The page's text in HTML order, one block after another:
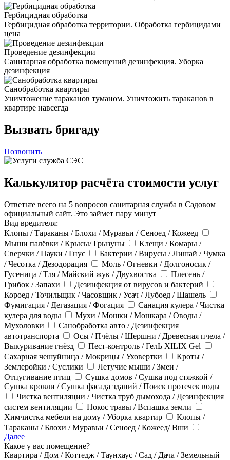
Гербицидная обработка
Гербицидная обработка территории. Обработка гербицидами
цена
Проведение дезинфекции
Санитарная обработка помещений дезинфекция. Уборка
дезинфекция
Санобработка квартиры
Уничтожение тараканов туманом. Уничтожить тараканов в
квартире навсегда
Вызвать бригаду
Позвонить
Калькулятор расчёта стоимости услуг
Ответьте всего на 5 вопросов санитарная служба в Садовом
официальный сайт. Это займет пару минут
Вид вредителя:
Клопы / Тараканы / Блохи / Муравьи / Сеноед / Кожеед
Мыши палёвки / Крысы/ Грызуны
Клещи / Комары /
Сверчки / Пауки / Гнус
Бактерии / Вирусы / Лишай / Чумка
/ Чесотка / Дезодорация
Моль / Огневки / Долгоносик /
Гусеница / Тля / Майский жук / Двухвостка
Плесень /
Грибок / Запахи
Дезинфекция от вирусов и бактерий
Короед / Точильщик / Часовщик / Усач / Лубоед / Шашель
Фумигация / Дегазация / Фогация
Санация кулера / Чистка
кулера для воды
Мухи / Мошки / Мошкара / Оводы /
Мухоловки
Санобработка авто / Дезинфекция
автотранспорта
Осы / Пчёлы / Шершни / Древесная пчела /
Выкуривание гнёзд
Пест-контроль / ГелЬ XILIX Gel
Сахарная чешуйница / Мокрицы / Уховертки
Кроты /
Землеройки / Суслики
Летучие мыши / Змеи /
Отпугивание птиц
Сушка домов / Сушка под стяжкой /
Сушка кровли / Сушка фасада зданий / Поиск протечек воды
Чистка вентиляции / Чистка труб дымохода / Дезинфекция
систем вентиляции
Покос травы / Вспашка земли
Химчистка мебели на дому / Уборка квартир
Клопы /
Тараканы / Блохи / Муравьи / Сеноед / Кожеед/ Вши
Далее
Какое у вас помещение?
Квартира / Дом / Коттедж / Таунхаус / Сад / Дача / Земельный